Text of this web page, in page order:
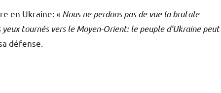
en Ukraine: « Nous ne perdons pas de vue la brutale
tournés vers le Moyen-Orient: le peuple d’Ukraine peut
défense.